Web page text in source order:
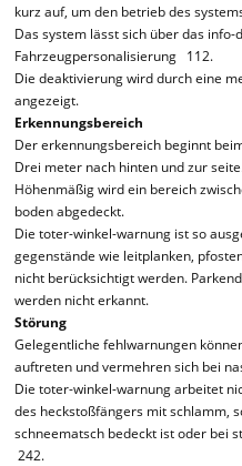
kurz auf, um den betrieb des
Das system lässt sich über das
Fahrzeugpersonalisierung 112.
Die deaktivierung wird durch eine
angezeigt.
Erkennungsbereich
Der erkennungsbereich beginnt
Drei meter nach hinten und zur
Höhenmäßig wird ein bereich
boden abgedeckt.
Die toter-winkel-warnung ist so
gegenstände wie leitplanken,
nicht berücksichtigt werden.
werden nicht erkannt.
Störung
Gelegentliche fehlwarnungen
auftreten und vermehren sich bei
Die toter-winkel-warnung arbeitet
des heckstoßfängers mit schlamm,
schneematsch bedeckt ist oder bei
242.